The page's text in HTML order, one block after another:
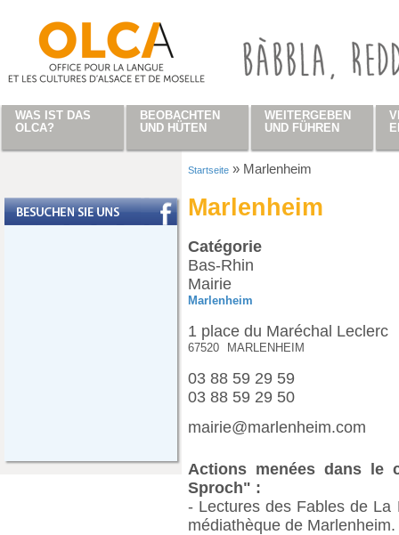
Startseite » Marlenheim
Marlenheim
Catégorie
Bas-Rhin
Mairie
Marlenheim
1 place du Maréchal Leclerc
67520 MARLENHEIM
03 88 59 29 59
03 88 59 29 50
mairie@marlenheim.com
Actions menées dans le
Sproch" :
- Lectures des Fables de La
médiathèque de Marlenheim.
WAS IST DAS
OLCA?
BEOBACHTEN
UND HÜTEN
WEITERGEBEN
UND FÜHREN